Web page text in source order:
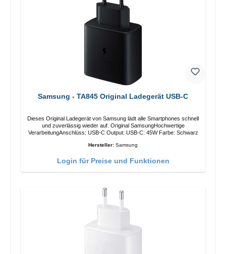
Samsung - TA845 Original Ladegerät USB-C
Dieses Original Ladegerät von Samsung lädt alle Smartphones schnell
und zuverlässig wieder auf. Original SamsungHochwertige
VerarbeitungAnschlüss: USB-C Output: USB-C: 45W Farbe: Schwarz
Hersteller: Samsung
Login für Preise und Funktionen